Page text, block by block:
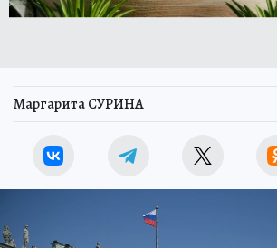
Маргарита СУРИНА